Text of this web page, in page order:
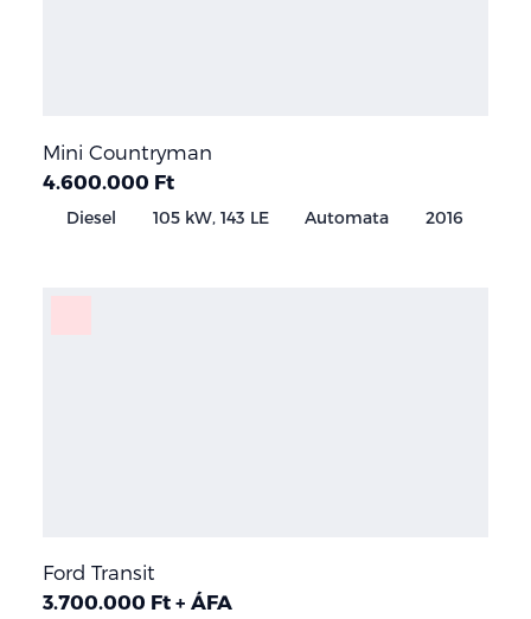
Mini Countryman
4.600.000 Ft
Diesel 105 kW, 143 LE Automata 2016
Ford Transit
3.700.000 Ft + ÁFA